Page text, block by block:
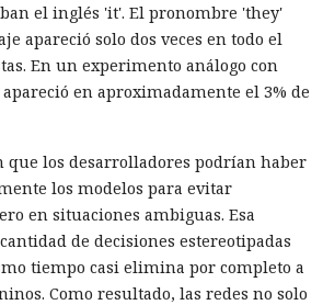
el inglés 'it'. El pronombre 'they'
apareció solo dos veces en todo el
En un experimento análogo con
en aproximadamente el 3% de
que los desarrolladores podrían haber
los modelos para evitar
en situaciones ambiguas. Esa
de decisiones estereotipadas
tiempo casi elimina por completo a
Como resultado, las redes no solo